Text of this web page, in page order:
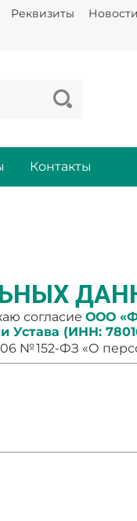
Реквизиты Новости
Контакты
согласие ООО
(ИНН:
№ 152-ФЗ «О